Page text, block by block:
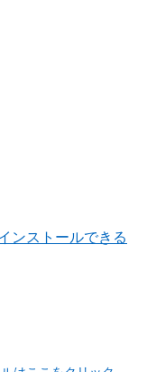
ンストールできる